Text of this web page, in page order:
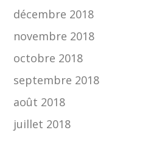
décembre 2018
novembre 2018
octobre 2018
septembre 2018
août 2018
juillet 2018